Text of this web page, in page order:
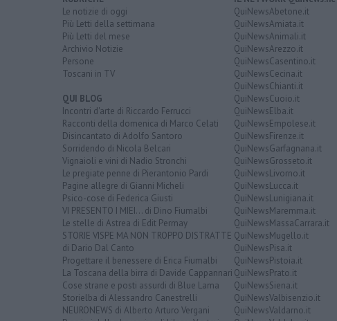
Le notizie di oggi
Più Letti della settimana
Più Letti del mese
Archivio Notizie
Persone
Toscani in TV
QUI BLOG
Incontri d'arte di Riccardo Ferrucci
Racconti della domenica di Marco Celati
Disincantato di Adolfo Santoro
Sorridendo di Nicola Belcari
Vignaioli e vini di Nadio Stronchi
Le pregiate penne di Pierantonio Pardi
Pagine allegre di Gianni Micheli
Psico-cose di Federica Giusti
VI PRESENTO I MIEI... di Dino Fiumalbi
Le stelle di Astrea di Edit Permay
STORIE VISPE MA NON TROPPO DISTRATTE
di Dario Dal Canto
Progettare il benessere di Erica Fiumalbi
La Toscana della birra di Davide Cappannari
Cose strane e posti assurdi di Blue Lama
Storielba di Alessandro Canestrelli
NEURONEWS di Alberto Arturo Vergani
QuiNewsAbetone.it
QuiNewsAmiata.it
QuiNewsAnimali.it
QuiNewsArezzo.it
QuiNewsCasentino.it
QuiNewsCecina.it
QuiNewsChianti.it
QuiNewsCuoio.it
QuiNewsElba.it
QuiNewsEmpolese.it
QuiNewsFirenze.it
QuiNewsGarfagnana.it
QuiNewsGrosseto.it
QuiNewsLivorno.it
QuiNewsLucca.it
QuiNewsLunigiana.it
QuiNewsMaremma.it
QuiNewsMassaCarrara.it
QuiNewsMugello.it
QuiNewsPisa.it
QuiNewsPistoia.it
QuiNewsPrato.it
QuiNewsSiena.it
QuiNewsValbisenzio.it
QuiNewsValdarno.it